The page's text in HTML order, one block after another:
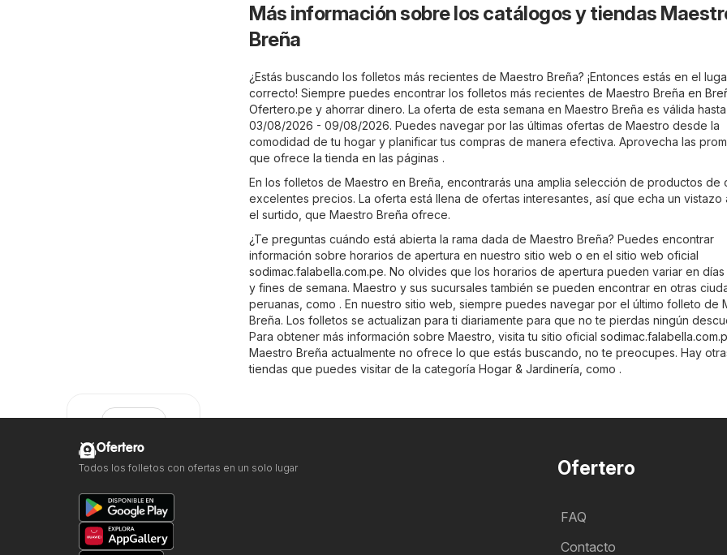
Más información sobre los catálogos y tiendas
Breña
¿Estás buscando los folletos más recientes de Maestro Breña? ¡Entonces estás en el
correcto! Siempre puedes encontrar los folletos más recientes de Maestro Breña en
Ofertero.pe y ahorrar dinero. La oferta de esta semana en Maestro Breña es válida hasta
03/08/2026 - 09/08/2026. Puedes navegar por las últimas ofertas de Maestro desde la
comodidad de tu hogar y planificar tus compras de manera efectiva. Aprovecha las
que ofrece la tienda en las páginas .
En los folletos de Maestro en Breña, encontrarás una amplia selección de productos de
excelentes precios. La oferta está llena de ofertas interesantes, así que echa un vistazo
el surtido, que Maestro Breña ofrece.
¿Te preguntas cuándo está abierta la rama dada de Maestro Breña? Puedes encontrar
información sobre horarios de apertura en nuestro sitio web o en el sitio web oficial
sodimac.falabella.com.pe. No olvides que los horarios de apertura pueden variar en
y fines de semana. Maestro y sus sucursales también se pueden encontrar en otras
peruanas, como . En nuestro sitio web, siempre puedes navegar por el último folleto de
Breña. Los folletos se actualizan para ti diariamente para que no te pierdas ningún
Para obtener más información sobre Maestro, visita tu sitio oficial
Maestro Breña actualmente no ofrece lo que estás buscando, no te preocupes. Hay
tiendas que puedes visitar de la categoría Hogar & Jardinería , como .
Ofertero
FAQ
Contacto
Ofertero
Todos los folletos con ofertas en un solo lugar